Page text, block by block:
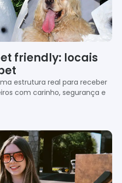
friendly: locais
estrutura real para receber
com carinho, segurança e